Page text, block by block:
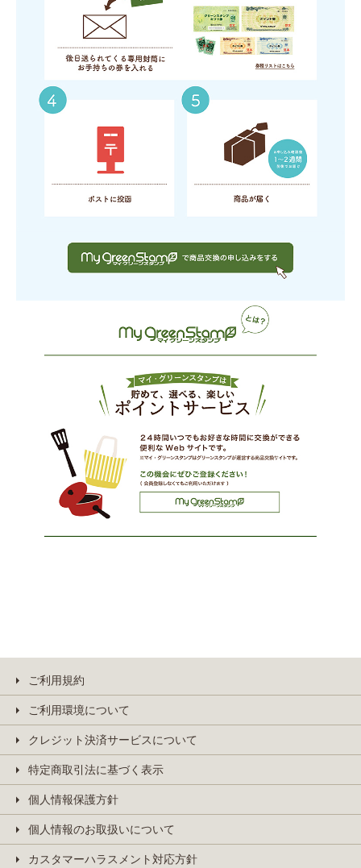
ご利用規約
ご利用環境について
クレジット決済サービスについて
特定商取引法に基づく表示
個人情報保護方針
個人情報のお取扱いについて
カスタマーハラスメント対応方針